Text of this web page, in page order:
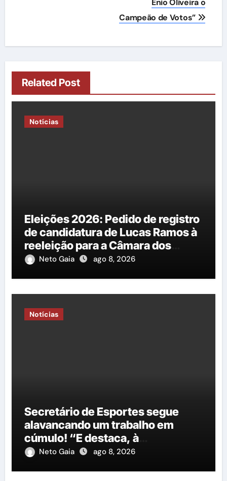
Ênio Oliveira o
Campeão de Votos”
Related Post
Notícias
Eleições 2026: Pedido de registro
de candidatura de Lucas Ramos à
reeleição para a Câmara dos
Deputados é protocolado na
Neto Gaia ago 8, 2026
Notícias
Secretário de Esportes segue
alavancando um trabalho em
cúmulo! “E destaca, à
importância do governo George
Neto Gaia ago 8, 2026